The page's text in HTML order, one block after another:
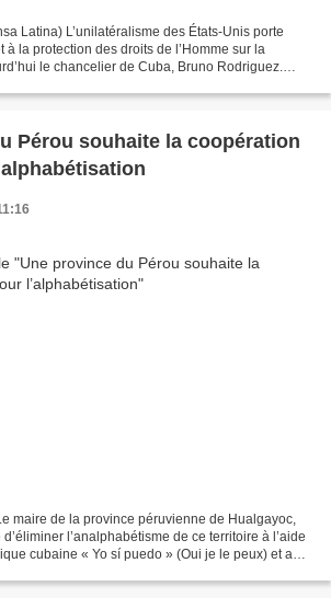
Latina) L’unilatéralisme des États-Unis porte
à la protection des droits de l’Homme sur la
le chancelier de Cuba, Bruno Rodriguez.
Pérou souhaite la coopération
maire de la province péruvienne de Hualgayoc,
l’analphabétisme de ce territoire à l’aide
cubaine « Yo sí puedo » (Oui je le peux) et a